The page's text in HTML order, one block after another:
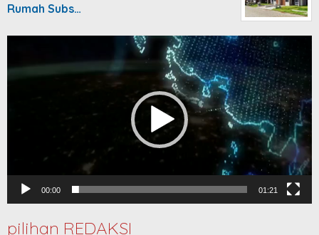
Rumah Subs…
00:00 01:21
pilihan REDAKSI